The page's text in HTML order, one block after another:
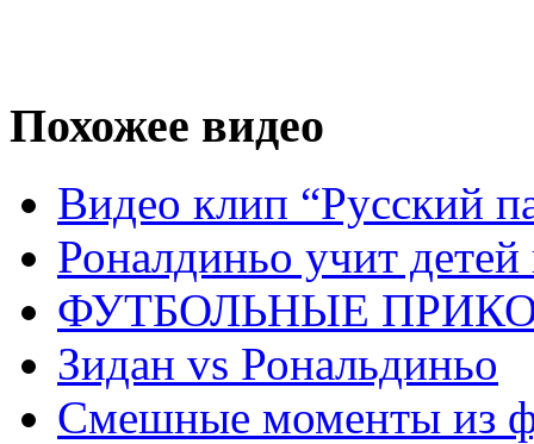
Похожее видео
Видео клип “Русский
Роналдиньо учит детей
ФУТБОЛЬНЫЕ
Зидан vs Рональдиньо
Смешные моменты из